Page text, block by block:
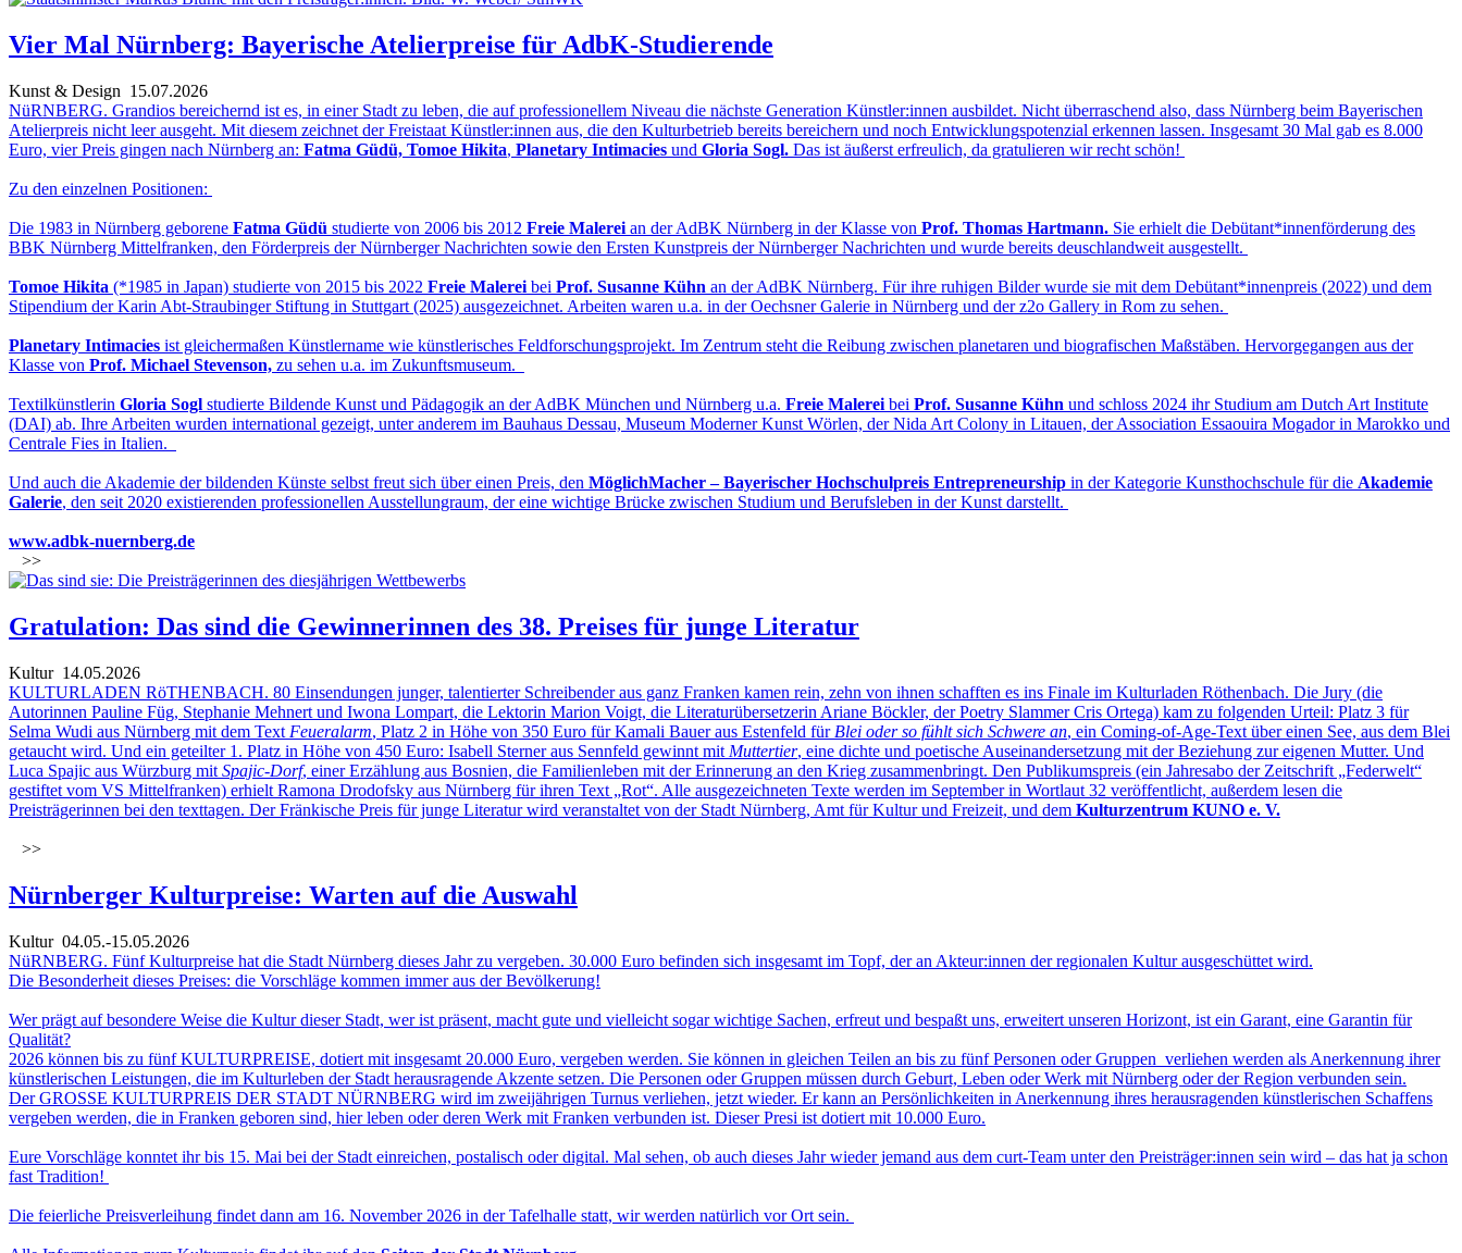
Vier Mal Nürnberg: Bayerische Atelierpreise für AdbK-Studierende
Kunst & Design 15.07.2026
NüRNBERG. Grandios bereichernd ist es, in einer Stadt zu leben, die auf professionellem Niveau die nächste Generation Künstler:innen ausbildet. Nicht überraschend also, dass Nürnberg beim Bayerischen
Atelierpreis nicht leer ausgeht. Mit diesem zeichnet der Freistaat Künstler:innen aus, die den Kulturbetrieb bereits bereichern und noch Entwicklungspotenzial erkennen lassen. Insgesamt 30 Mal gab es 8.000
Euro, vier Preis gingen nach Nürnberg an: Fatma Güdü, Tomoe Hikita, Planetary Intimacies und Gloria Sogl. Das ist äußerst erfreulich, da gratulieren wir recht schön!
Zu den einzelnen Positionen:
Die 1983 in Nürnberg geborene Fatma Güdü studierte von 2006 bis 2012 Freie Malerei an der AdBK Nürnberg in der Klasse von Prof. Thomas Hartmann. Sie erhielt die Debütant*innenförderung des
BBK Nürnberg Mittelfranken, den Förderpreis der Nürnberger Nachrichten sowie den Ersten Kunstpreis der Nürnberger Nachrichten und wurde bereits deuschlandweit ausgestellt.
Tomoe Hikita (*1985 in Japan) studierte von 2015 bis 2022 Freie Malerei bei Prof. Susanne Kühn an der AdBK Nürnberg. Für ihre ruhigen Bilder wurde sie mit dem Debütant*innenpreis (2022) und dem
Stipendium der Karin Abt-Straubinger Stiftung in Stuttgart (2025) ausgezeichnet. Arbeiten waren u.a. in der Oechsner Galerie in Nürnberg und der z2o Gallery in Rom zu sehen.
Planetary Intimacies ist gleichermaßen Künstlername wie künstlerisches Feldforschungsprojekt. Im Zentrum steht die Reibung zwischen planetaren und biografischen Maßstäben. Hervorgegangen aus der
Klasse von Prof. Michael Stevenson, zu sehen u.a. im Zukunftsmuseum.
Textilkünstlerin Gloria Sogl studierte Bildende Kunst und Pädagogik an der AdBK München und Nürnberg u.a. Freie Malerei bei Prof. Susanne Kühn und schloss 2024 ihr Studium am Dutch Art Institute
(DAI) ab. Ihre Arbeiten wurden international gezeigt, unter anderem im Bauhaus Dessau, Museum Moderner Kunst Wörlen, der Nida Art Colony in Litauen, der Association Essaouira Mogador in Marokko und
Centrale Fies in Italien.
Und auch die Akademie der bildenden Künste selbst freut sich über einen Preis, den MöglichMacher – Bayerischer Hochschulpreis Entrepreneurship in der Kategorie Kunsthochschule für die Akademie
Galerie, den seit 2020 existierenden professionellen Ausstellungraum, der eine wichtige Brücke zwischen Studium und Berufsleben in der Kunst darstellt.
www.adbk-nuernberg.de
>>
Gratulation: Das sind die Gewinnerinnen des 38. Preises für junge Literatur
Kultur14.05.2026
KULTURLADEN RöTHENBACH. 80 Einsendungen junger, talentierter Schreibender aus ganz Franken kamen rein, zehn von ihnen schafften es ins Finale im Kulturladen Röthenbach. Die Jury (die
Autorinnen Pauline Füg, Stephanie Mehnert und Iwona Lompart, die Lektorin Marion Voigt, die Literaturübersetzerin Ariane Böckler, der Poetry Slammer Cris Ortega) kam zu folgenden Urteil: Platz 3 für
Selma Wudi aus Nürnberg mit dem Text Feueralarm, Platz 2 in Höhe von 350 Euro für Kamali Bauer aus Estenfeld für Blei oder so fühlt sich Schwere an, ein Coming-of-Age-Text über einen See, aus dem Blei
getaucht wird. Und ein geteilter 1. Platz in Höhe von 450 Euro: Isabell Sterner aus Sennfeld gewinnt mit Muttertier, eine dichte und poetische Auseinandersetzung mit der Beziehung zur eigenen Mutter. Und
Luca Spajic aus Würzburg mit Spajic-Dorf, einer Erzählung aus Bosnien, die Familienleben mit der Erinnerung an den Krieg zusammenbringt. Den Publikumspreis (ein Jahresabo der Zeitschrift „Federwelt“
gestiftet vom VS Mittelfranken) erhielt Ramona Drodofsky aus Nürnberg für ihren Text „Rot“. Alle ausgezeichneten Texte werden im September in Wortlaut 32 veröffentlicht, außerdem lesen die
Preisträgerinnen bei den texttagen. Der Fränkische Preis für junge Literatur wird veranstaltet von der Stadt Nürnberg, Amt für Kultur und Freizeit, und dem Kulturzentrum KUNO e. V.
>>
Nürnberger Kulturpreise: Warten auf die Auswahl
Kultur04.05.-15.05.2026
NüRNBERG. Fünf Kulturpreise hat die Stadt Nürnberg dieses Jahr zu vergeben. 30.000 Euro befinden sich insgesamt im Topf, der an Akteur:innen der regionalen Kultur ausgeschüttet wird.
Die Besonderheit dieses Preises: die Vorschläge kommen immer aus der Bevölkerung!
Wer prägt auf besondere Weise die Kultur dieser Stadt, wer ist präsent, macht gute und vielleicht sogar wichtige Sachen, erfreut und bespaßt uns, erweitert unseren Horizont, ist ein Garant, eine Garantin für
Qualität?
2026 können bis zu fünf KULTURPREISE, dotiert mit insgesamt 20.000 Euro, vergeben werden. Sie können in gleichen Teilen an bis zu fünf Personen oder Gruppen verliehen werden als Anerkennung ihrer
künstlerischen Leistungen, die im Kulturleben der Stadt herausragende Akzente setzen. Die Personen oder Gruppen müssen durch Geburt, Leben oder Werk mit Nürnberg oder der Region verbunden sein.
Der GROSSE KULTURPREIS DER STADT NÜRNBERG wird im zweijährigen Turnus verliehen, jetzt wieder. Er kann an Persönlichkeiten in Anerkennung ihres herausragenden künstlerischen Schaffens
vergeben werden, die in Franken geboren sind, hier leben oder deren Werk mit Franken verbunden ist. Dieser Presi ist dotiert mit 10.000 Euro.
Eure Vorschläge konntet ihr bis 15. Mai bei der Stadt einreichen, postalisch oder digital. Mal sehen, ob auch dieses Jahr wieder jemand aus dem curt-Team unter den Preisträger:innen sein wird – das hat ja schon
fast Tradition!
Die feierliche Preisverleihung findet dann am 16. November 2026 in der Tafelhalle statt, wir werden natürlich vor Ort sein.